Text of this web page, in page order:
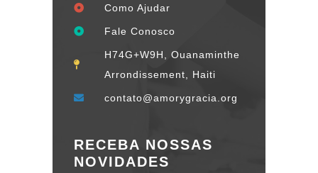
Como Ajudar
Fale Conosco
H74G+W9H, Ouanaminthe
Arrondissement, Haiti
contato@amorygracia.org
RECEBA NOSSAS
NOVIDADES